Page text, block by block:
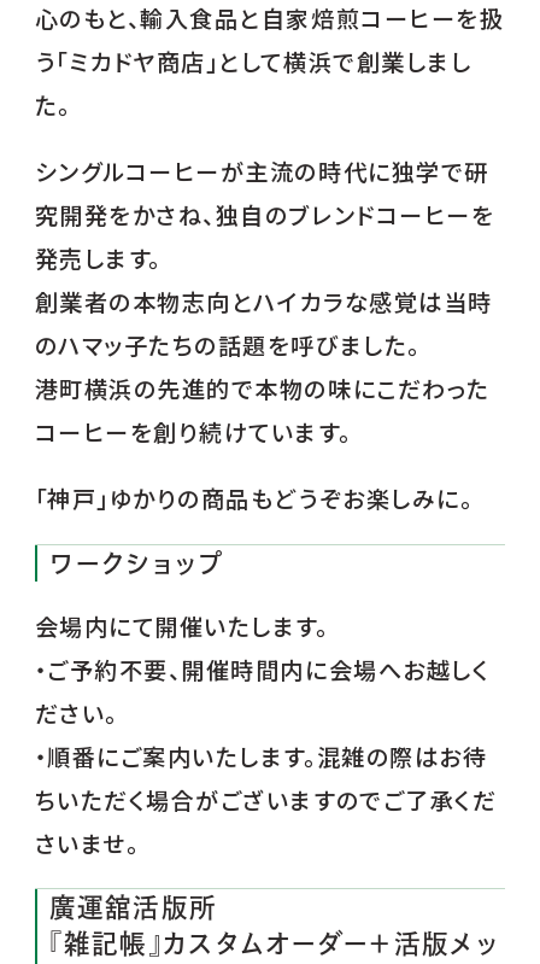
心のもと、輸入食品と自家焙煎コーヒーを扱
う「ミカドヤ商店」として横浜で創業しまし
た。
シングルコーヒーが主流の時代に独学で研
究開発をかさね、独自のブレンドコーヒーを
発売します。
創業者の本物志向とハイカラな感覚は当時
のハマッ子たちの話題を呼びました。
港町横浜の先進的で本物の味にこだわった
コーヒーを創り続けています。
「神戸」ゆかりの商品もどうぞお楽しみに。
ワークショップ
会場内にて開催いたします。
・ご予約不要、開催時間内に会場へお越しく
ださい。
・順番にご案内いたします。混雑の際はお待
ちいただく場合がございますのでご了承くだ
さいませ。
廣運舘活版所
『雑記帳』カスタムオーダー＋活版メッ